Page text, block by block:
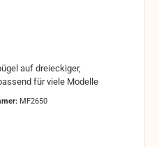
auf dreieckiger,
Grundplatte passend für viele Modelle
MF2650